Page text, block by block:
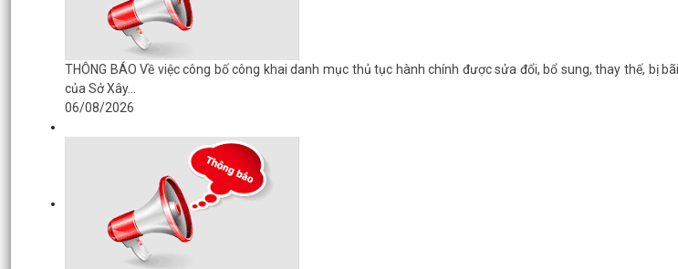
THÔNG BÁO Về việc công bố công khai danh mục thủ tục hành chính được sửa đổi, bổ sung, thay thế, bị
của Sở Xây...
06/08/2026